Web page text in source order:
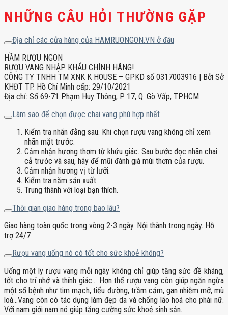
NHỮNG CÂU HỎI THƯỜNG GẶP
Địa chỉ các cửa hàng của HAMRUONGON.VN ở đâu
HẦM RƯỢU NGON
RƯỢU VANG NHẬP KHẨU CHÍNH HÃNG!
CÔNG TY TNHH TM XNK K HOUSE – GPKD số 0317003916 | Bởi Sở
KHĐT TP. Hồ Chí Minh cấp: 29/10/2021
Địa chỉ: Số 69-71 Phạm Huy Thông, P. 17, Q. Gò Vấp, TPHCM
Làm sao để chọn được chai vang phù hợp nhất
Kiểm tra nhãn đằng sau. Khi chọn rượu vang không chỉ xem
nhãn mặt trước.
Cảm nhận hương thơm từ khứu giác. Sau bước đọc nhãn chai
cả trước và sau, hãy để mũi đánh giá mùi thơm của rượu.
Cảm nhận hương vị từ lưỡi.
Kiểm tra năm sản xuất.
Trung thành với loại bạn thích.
Thời gian giao hàng trong bao lâu?
Giao hàng toàn quốc trong vòng 2-3 ngày. Nội thành trong ngày. Hỗ
trợ 24/7
Rượu vang uống nó có tốt cho sức khoẻ không?
Uống một ly rượu vang mỗi ngày không chỉ giúp tăng sức đề kháng,
tốt cho trí nhớ và thính giác… Hơn thế rượu vang còn giúp ngăn ngừa
một số bệnh như tim mạch, tiểu đường, trầm cảm, gan nhiễm mỡ, mù
loà…Vang còn có tác dụng làm đẹp da và chống lão hoá cho phái nữ.
Với nam giới nam nó giúp tăng cường sức khoẻ sinh sản.